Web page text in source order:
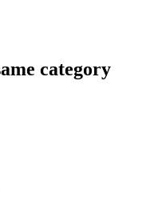
category